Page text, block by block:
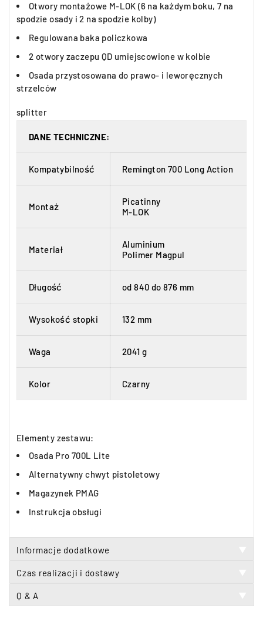
Otwory montażowe M-LOK (6 na każdym boku, 7 na
spodzie osady i 2 na spodzie kolby)
Regulowana baka policzkowa
2 otwory zaczepu QD umiejscowione w kolbie
Osada przystosowana do prawo- i leworęcznych
strzelców
splitter
DANE TECHNICZNE:
Kompatybilność Remington 700 Long Action
Montaż
Picatinny
M-LOK
Materiał
Aluminium
Polimer Magpul
Długość od 840 do 876 mm
Wysokość stopki 132 mm
Waga 2041 g
Kolor Czarny
Elementy zestawu:
Osada Pro 700L Lite
Alternatywny chwyt pistoletowy
Magazynek PMAG
Instrukcja obsługi
Informacje dodatkowe
Czas realizacji i dostawy
Q & A